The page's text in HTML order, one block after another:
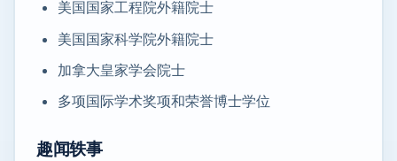
美国国家工程院外籍院士
美国国家科学院外籍院士
加拿大皇家学会院士
多项国际学术奖项和荣誉博士学位
趣闻轶事